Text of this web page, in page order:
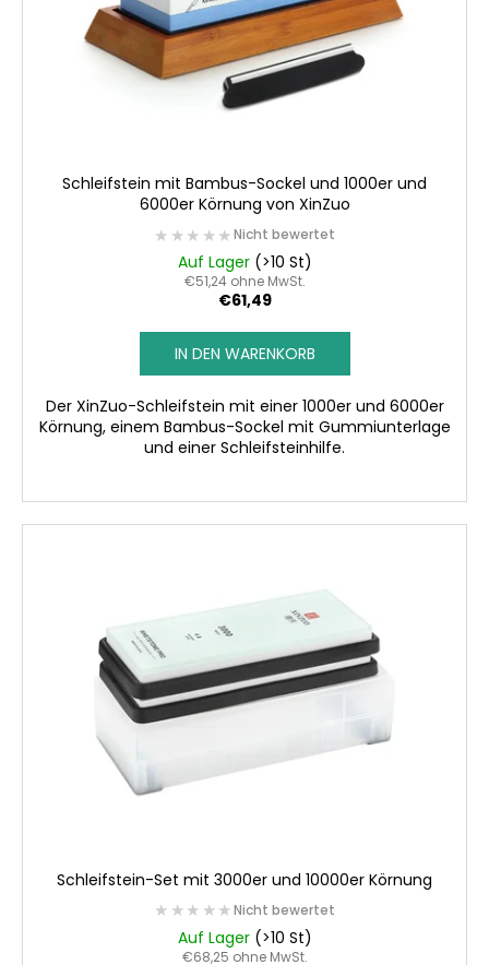
Schleifstein mit Bambus-Sockel und 1000er und
6000er Körnung von XinZuo
★★★★★
★★★★★Nicht bewertet
Auf Lager (>10 St)
€51,24 ohne MwSt.
€61,49
IN DEN WARENKORB
Der XinZuo-Schleifstein mit einer 1000er und 6000er
Körnung, einem Bambus-Sockel mit Gummiunterlage
und einer Schleifsteinhilfe.
Schleifstein-Set mit 3000er und 10000er Körnung
★★★★★
★★★★★Nicht bewertet
Auf Lager (>10 St)
€68,25 ohne MwSt.